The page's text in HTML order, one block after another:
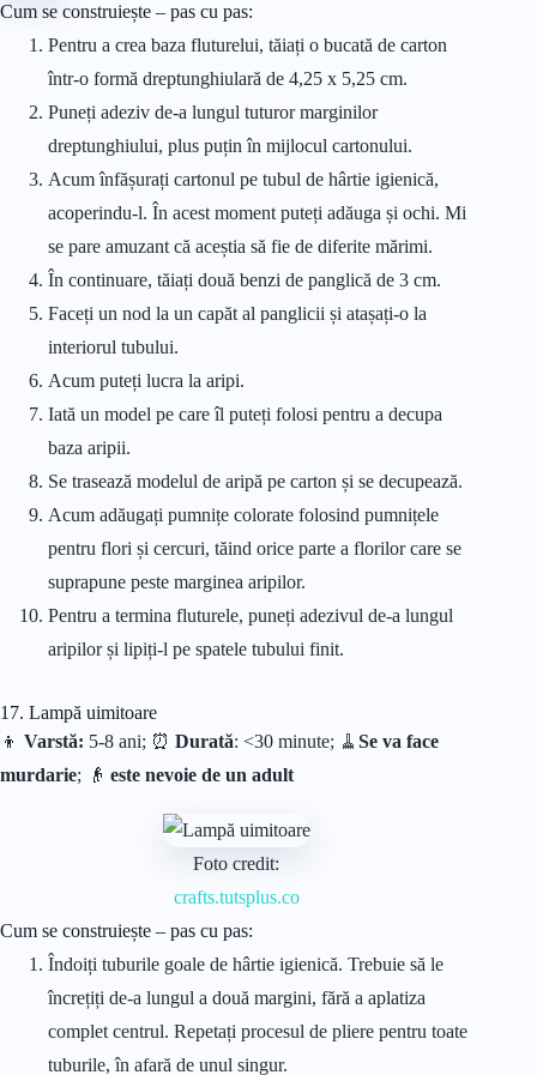
Cum se construiește – pas cu pas:
Pentru a crea baza fluturelui, tăiați o bucată de carton
într-o formă dreptunghiulară de 4,25 x 5,25 cm.
Puneți adeziv de-a lungul tuturor marginilor
dreptunghiului, plus puțin în mijlocul cartonului.
Acum înfășurați cartonul pe tubul de hârtie igienică,
acoperindu-l. În acest moment puteți adăuga și ochi. Mi
se pare amuzant că aceștia să fie de diferite mărimi.
În continuare, tăiați două benzi de panglică de 3 cm.
Faceți un nod la un capăt al panglicii și atașați-o la
interiorul tubului.
Acum puteți lucra la aripi.
Iată un model pe care îl puteți folosi pentru a decupa
baza aripii.
Se trasează modelul de aripă pe carton și se decupează.
Acum adăugați pumnițe colorate folosind pumnițele
pentru flori și cercuri, tăind orice parte a florilor care se
suprapune peste marginea aripilor.
Pentru a termina fluturele, puneți adezivul de-a lungul
aripilor și lipiți-l pe spatele tubului finit.
17. Lampă uimitoare
👦 Varstă: 5-8 ani; ⏰ Durată: <30 minute; 🧹 Se va face
murdarie; 👴 este nevoie de un adult
Foto credit:
crafts.tutsplus.co
Cum se construiește – pas cu pas:
Îndoiți tuburile goale de hârtie igienică. Trebuie să le
încrețiți de-a lungul a două margini, fără a aplatiza
complet centrul. Repetați procesul de pliere pentru toate
tuburile, în afară de unul singur.